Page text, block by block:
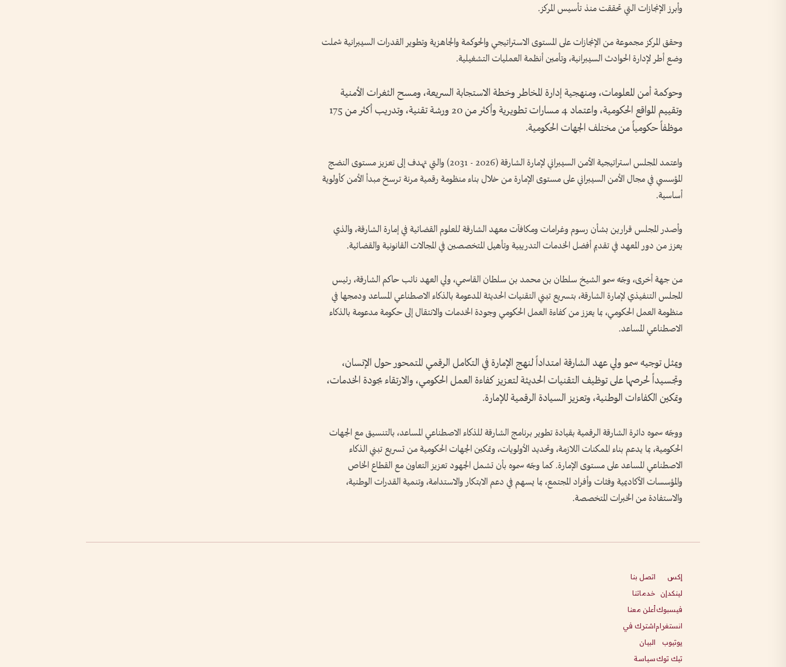
وأبرز الإنجازات التي تحققت منذ تأسيس المركز.
وحقق المركز مجموعة من الإنجازات على المستوى الاستراتيجي والحوكمة والجاهزية وتطوير القدرات السيبرانية شملت
وضع أطر لإدارة الحوادث السيبرانية، وتأمين أنظمة العمليات التشغيلية.
وحوكمة أمن المعلومات، ومنهجية إدارة المخاطر وخطة الاستجابة السريعة، ومسح الثغرات الأمنية
وتقييم المواقع الحكومية، واعتماد 4 مسارات تطويرية وأكثر من 20 ورشة تقنية، وتدريب أكثر من 175
موظفاً حكومياً من مختلف الجهات الحكومية.
واعتمد المجلس استراتيجية الأمن السيبراني لإمارة الشارقة (2026 - 2031) والتي تهدف إلى تعزيز مستوى النضج
المؤسسي في مجال الأمن السيبراني على مستوى الإمارة من خلال بناء منظومة رقمية مرنة ترسخ مبدأ الأمن كأولوية
أساسية.
وأصدر المجلس قرارين بشأن رسوم وغرامات ومكافآت معهد الشارقة للعلوم القضائية في إمارة الشارقة، والذي
يعزز من دور المعهد في تقديم أفضل الخدمات التدريبية وتأهيل المتخصصين في المجالات القانونية والقضائية.
من جهة أخرى، وجّه سمو الشيخ سلطان بن محمد بن سلطان القاسمي، ولي العهد نائب حاكم الشارقة، رئيس
المجلس التنفيذي لإمارة الشارقة، بتسريع تبني التقنيات الحديثة المدعومة بالذكاء الاصطناعي المساعد ودمجها في
منظومة العمل الحكومي، بما يعزز من كفاءة العمل الحكومي وجودة الخدمات والانتقال إلى حكومة مدعومة بالذكاء
الاصطناعي المساعد.
ويمثل توجيه سمو ولي عهد الشارقة امتداداً لنهج الإمارة في التكامل الرقمي المتمحور حول الإنسان،
وتجسيداً لحرصها على توظيف التقنيات الحديثة لتعزيز كفاءة العمل الحكومي، والارتقاء بجودة الخدمات،
وتمكين الكفاءات الوطنية، وتعزيز السيادة الرقمية للإمارة.
ووجّه سموه دائرة الشارقة الرقمية بقيادة تطوير برنامج الشارقة للذكاء الاصطناعي المساعد، بالتنسيق مع الجهات
الحكومية، بما يدعم بناء الممكنات اللازمة، وتحديد الأولويات، وتمكين الجهات الحكومية من تسريع تبني الذكاء
الاصطناعي المساعد على مستوى الإمارة. كما وجّه سموه بأن تشمل الجهود تعزيز التعاون مع القطاع الخاص
والمؤسسات الأكاديمية وفئات وأفراد المجتمع، بما يسهم في دعم الابتكار والاستدامة، وتنمية القدرات الوطنية،
والاستفادة من الخبرات المتخصصة.
إكس
لينكدإن
فيسبوك
انستغرام
يوتيوب
تيك توك
اتصل بنا
خدماتنا
أعلن معنا
اشترك في
البيان
سياسة